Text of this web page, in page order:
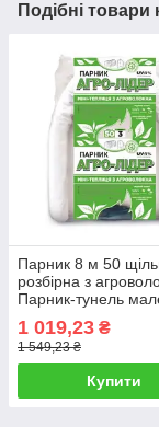
Подібні товари
Парник 8 м 50
розбірна з
Парник-тунель
арковий
1 019,23 ₴
1 549,23 ₴
Купити